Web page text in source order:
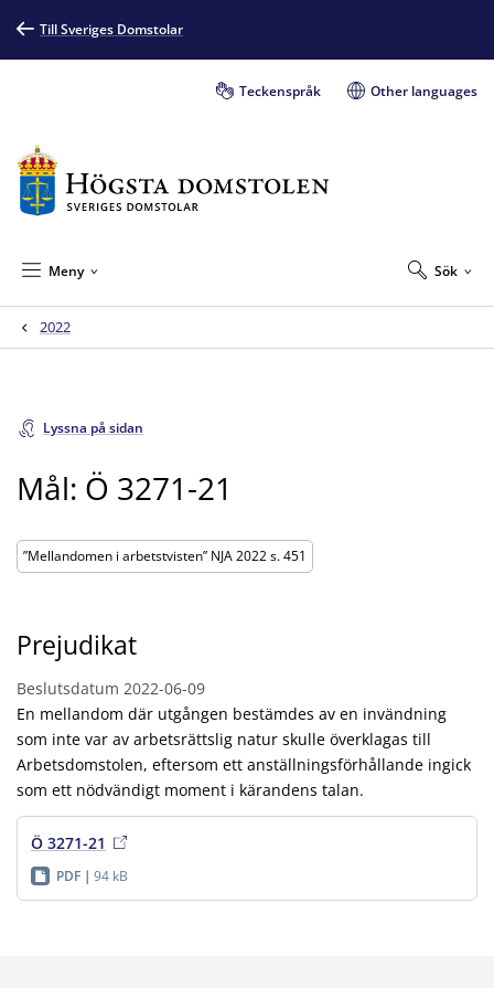
Till Sveriges Domstolar
Teckenspråk Other languages
Sök
Meny
2022
Lyssna på sidan
Mål: Ö 3271-21
”Mellandomen i arbetstvisten” NJA 2022 s. 451
Prejudikat
Beslutsdatum 2022-06-09
En mellandom där utgången bestämdes av en invändning
som inte var av arbetsrättslig natur skulle överklagas till
Arbetsdomstolen, eftersom ett anställningsförhållande ingick
som ett nödvändigt moment i kärandens talan.
Ö 3271-21
PDF 94 kB